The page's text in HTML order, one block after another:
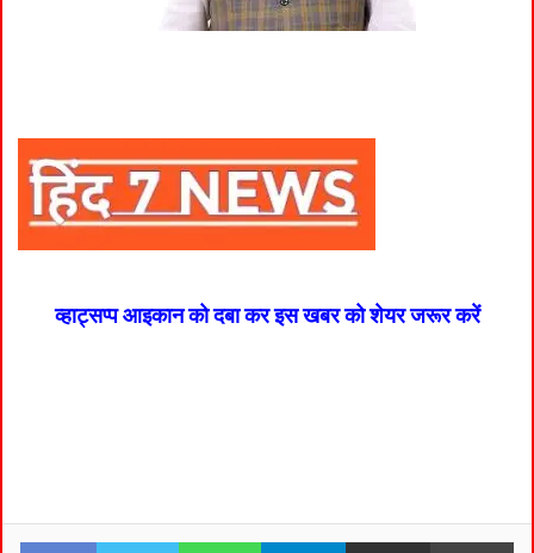
व्हाट्सप्प आइकान को दबा कर इस खबर को शेयर जरूर करें
Facebook Twitter WhatsApp Telegram Share via Email